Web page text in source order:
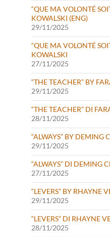
“QUE MA VOLONTÉ
KOWALSKI (ENG)
29/11/2025
“QUE MA VOLONTÉ
KOWALSKI
27/11/2025
“THE TEACHER” BY
29/11/2025
“THE TEACHER” DI
28/11/2025
“ALWAYS” BY DEMING
29/11/2025
“ALWAYS” DI DEMING
27/11/2025
“LEVERS” BY RHAYNE
29/11/2025
“LEVERS” DI RHAYNE
28/11/2025